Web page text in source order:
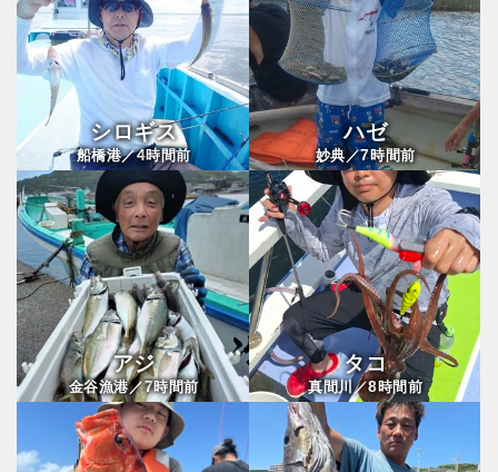
シロギス
船橋港／4時間前
ハゼ
妙典／7時間前
アジ
金谷漁港／7時間前
タコ
真間川／8時間前